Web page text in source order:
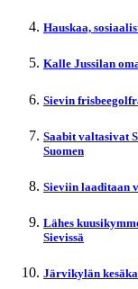
Hauskaa,
Kalle Jussilan
Sievin
Saabit valtasivat
Suomen
Sieviin laaditaan
Lähes
Sievissä
Järvikylän